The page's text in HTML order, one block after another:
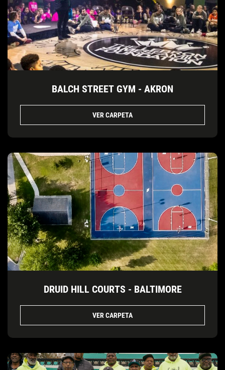
BALCH STREET GYM - AKRON
VER CARPETA
DRUID HILL COURTS - BALTIMORE
VER CARPETA